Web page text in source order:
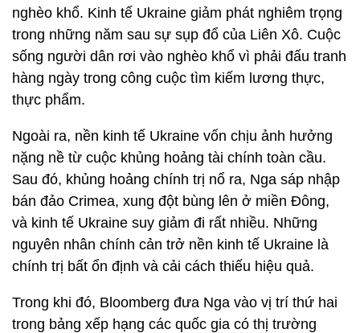
nghèo khổ. Kinh tế Ukraine giảm phát nghiêm trọng
trong những năm sau sự sụp đổ của Liên Xô. Cuộc
sống người dân rơi vào nghèo khổ vì phải đấu tranh
hàng ngày trong công cuộc tìm kiếm lương thực,
thực phẩm.
Ngoài ra, nền kinh tế Ukraine vốn chịu ảnh hưởng
nặng nề từ cuộc khủng hoảng tài chính toàn cầu.
Sau đó, khủng hoảng chính trị nổ ra, Nga sáp nhập
bán đảo Crimea, xung đột bùng lên ở miền Đông,
và kinh tế Ukraine suy giảm đi rất nhiều. Những
nguyên nhân chính cản trở nền kinh tế Ukraine là
chính trị bất ổn định và cải cách thiếu hiệu quả.
Trong khi đó, Bloomberg đưa Nga vào vị trí thứ hai
trong bảng xếp hạng các quốc gia có thị trường